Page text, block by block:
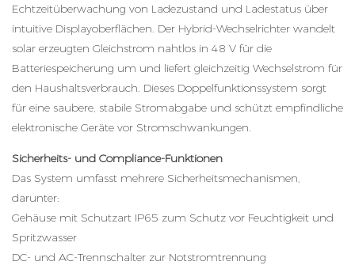
Echtzeitüberwachung von Ladezustand und Ladestatus über
intuitive Displayoberflächen. Der Hybrid-Wechselrichter wandelt
solar erzeugten Gleichstrom nahtlos in 48 V für die
Batteriespeicherung um und liefert gleichzeitig Wechselstrom für
den Haushaltsverbrauch. Dieses Doppelfunktionssystem sorgt
für eine saubere, stabile Stromabgabe und schützt empfindliche
elektronische Geräte vor Stromschwankungen.
Sicherheits- und Compliance-Funktionen
Das System umfasst mehrere Sicherheitsmechanismen,
darunter:
Gehäuse mit Schutzart IP65 zum Schutz vor Feuchtigkeit und
Spritzwasser
DC- und AC-Trennschalter zur Notstromtrennung